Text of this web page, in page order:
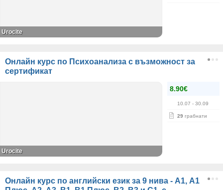
Urocite
Онлайн курс по Психоанализа с възможност за
сертификат
8.90€
10.07 - 30.09
29 грабнати
Urocite
Онлайн курс по английски език за 9 нива - А1, A1